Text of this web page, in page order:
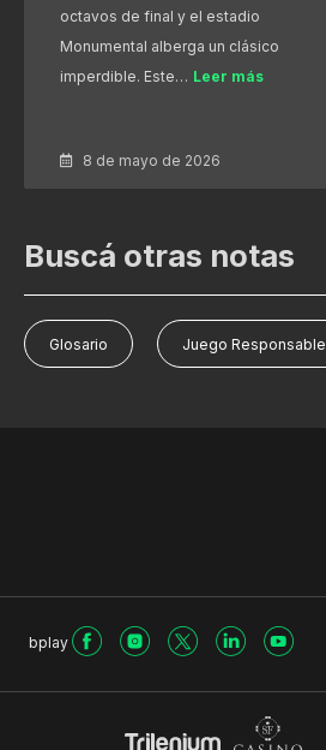
octavos de final y el estadio
Monumental alberga un clásico
imperdible. Este… Leer más
8 de mayo de 2026
Buscá otras notas
Glosario Juego Responsable
bplay